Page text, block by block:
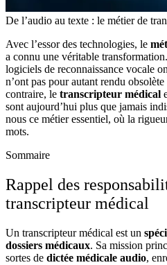
De l’audio au texte : le métier de
Avec l’essor des technologies, le
a connu une véritable
logiciels de reconnaissance vocale
n’ont pas pour autant rendu
contraire, le transcripteur médical
sont aujourd’hui plus que jamais
nous ce métier essentiel, où la
mots.
Sommaire
Rappel des
transcripteur médical
Un transcripteur médical est un
dossiers médicaux. Sa mission
sortes de dictée médicale audio,